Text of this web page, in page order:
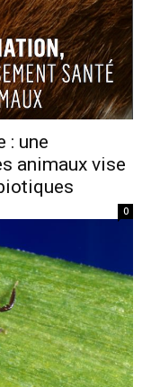
: une
animaux vise
0